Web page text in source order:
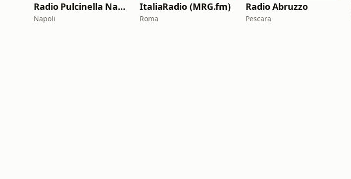
Radio Pulcinella Napoli
Napoli
ItaliaRadio (MRG.fm)
Roma
Radio Abruzzo
Pescara